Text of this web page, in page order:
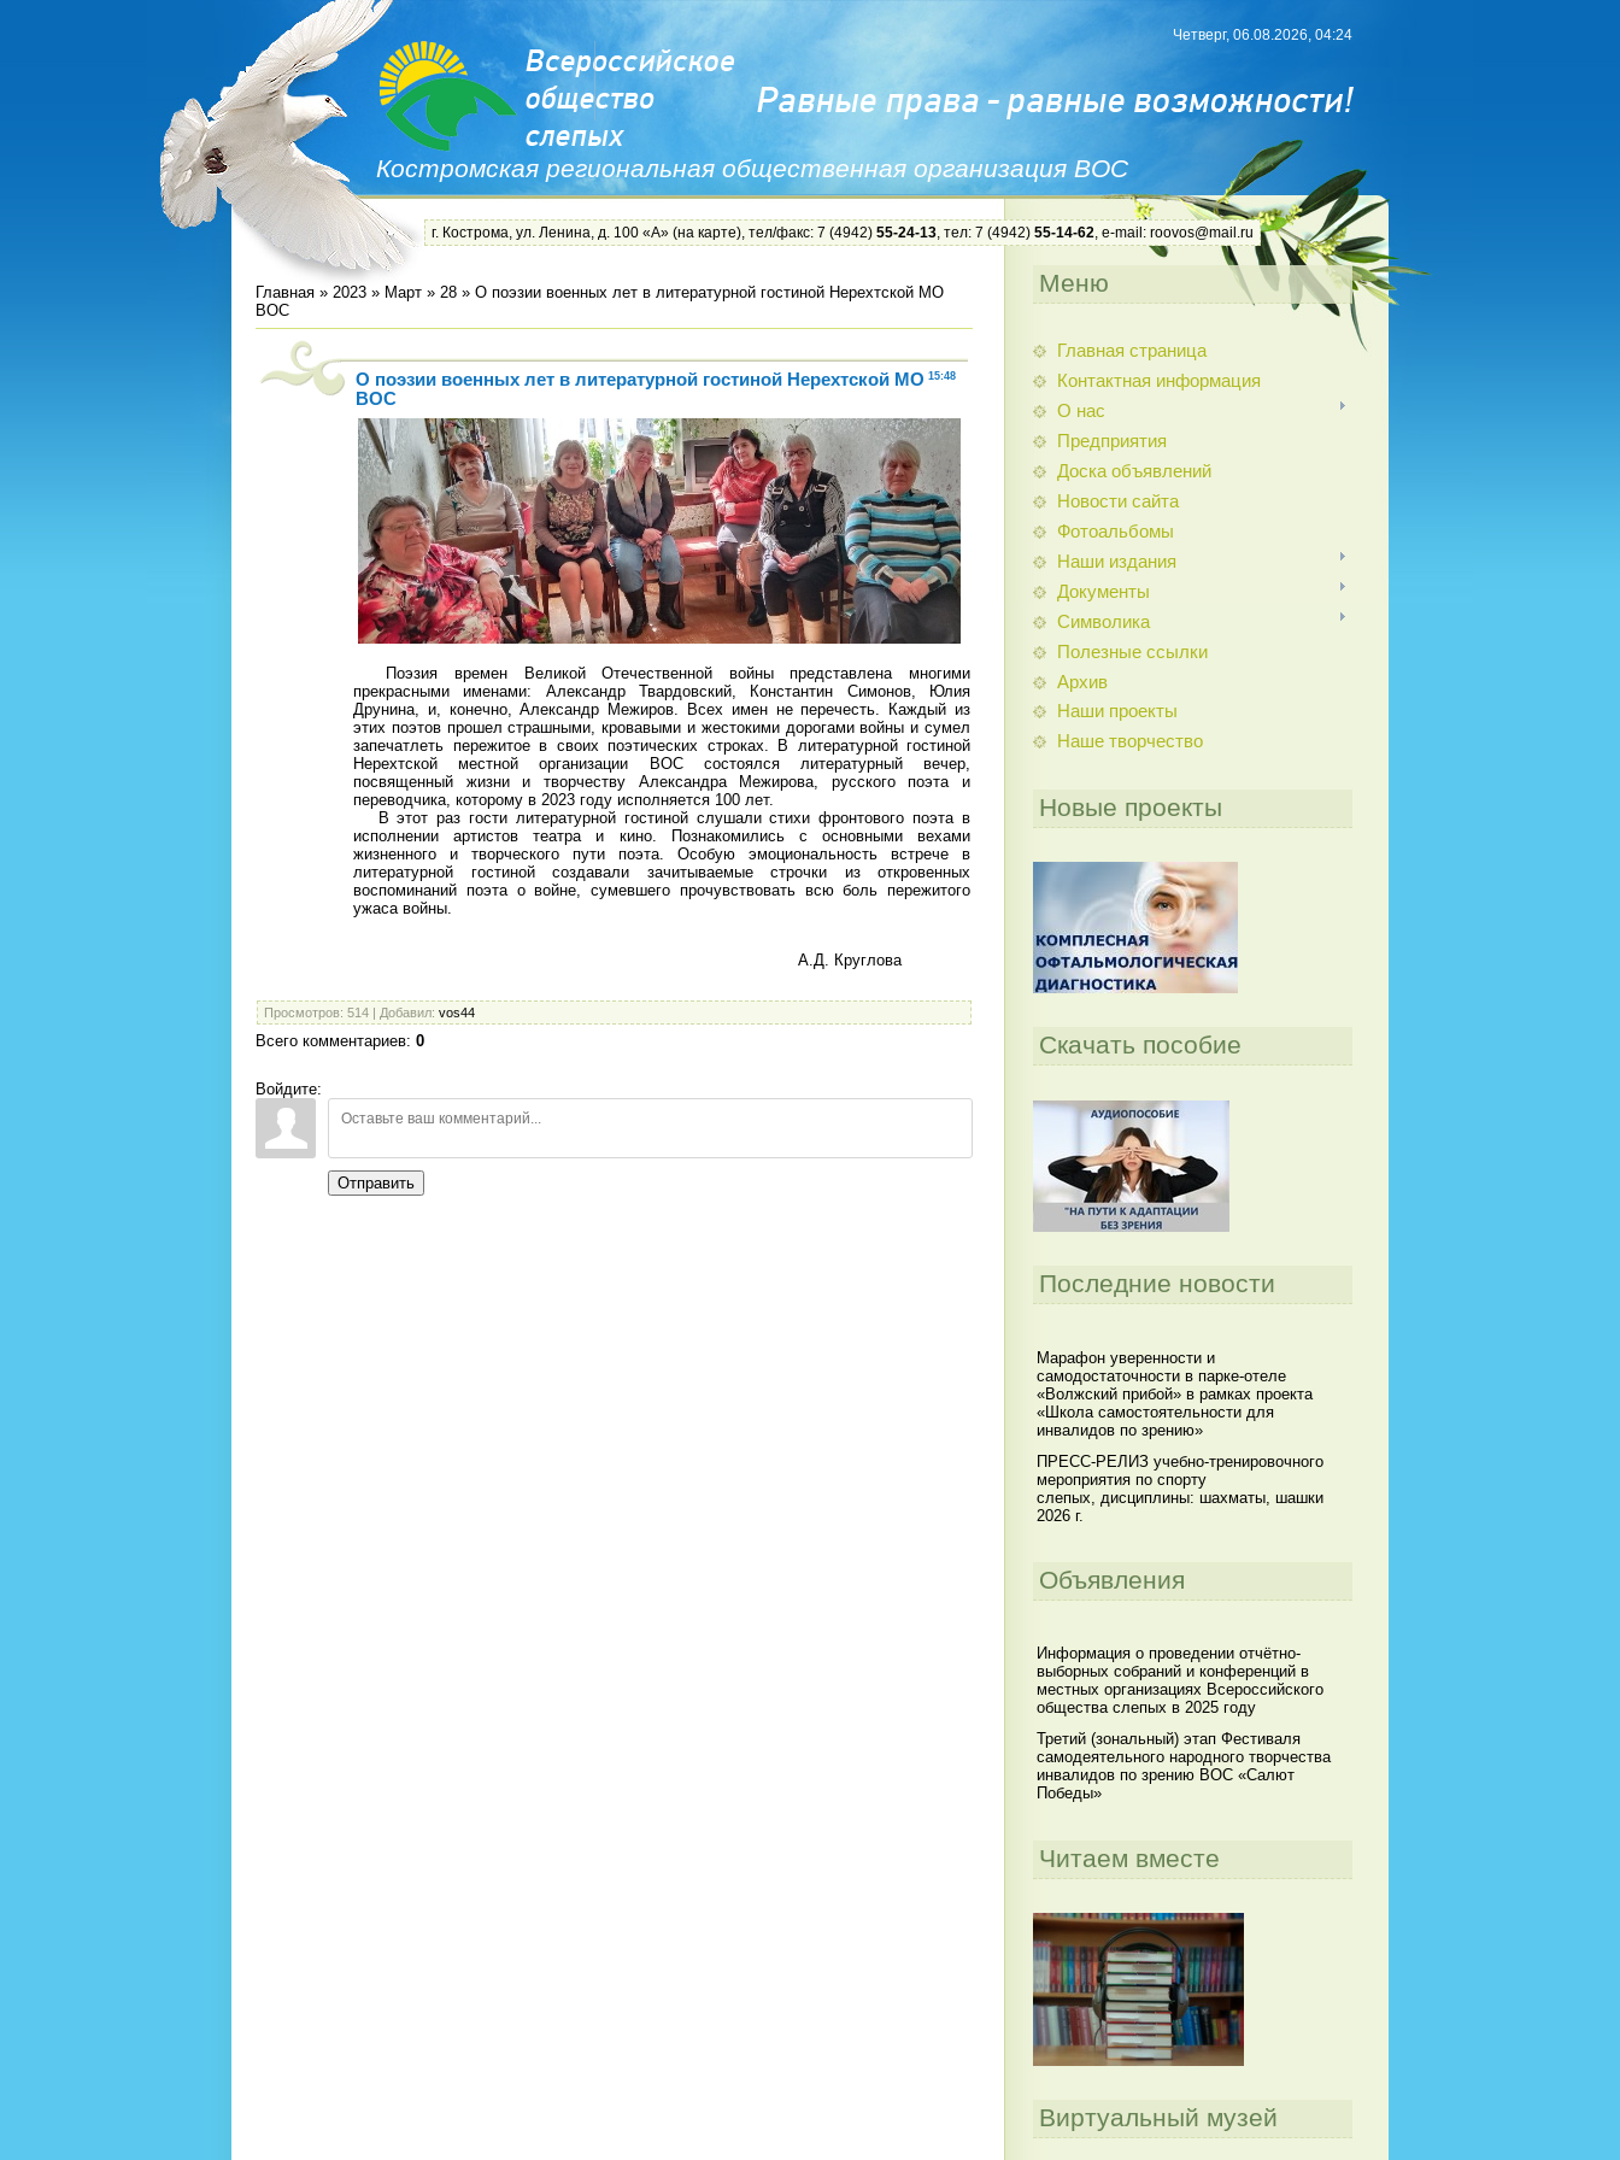
Костромская региональная общественная организация ВОС
Четверг, 06.08.2026, 04:24
г. Кострома, ул. Ленина, д. 100 «А» (на карте), тел/факс: 7 (4942) 55-24-13, тел: 7 (4942) 55-14-62, e-mail: roovos@mail.ru
Главная » 2023 » Март » 28 » О поэзии военных лет в литературной гостиной Нерехтской МО
ВОС
15:48
О поэзии военных лет в литературной гостиной Нерехтской МО
ВОС
Поэзия времен Великой Отечественной войны представлена многими
прекрасными именами: Александр Твардовский, Константин Симонов, Юлия
Друнина, и, конечно, Александр Межиров. Всех имен не перечесть. Каждый из
этих поэтов прошел страшными, кровавыми и жестокими дорогами войны и сумел
запечатлеть пережитое в своих поэтических строках. В литературной гостиной
Нерехтской местной организации ВОС состоялся литературный вечер,
посвященный жизни и творчеству Александра Межирова, русского поэта и
переводчика, которому в 2023 году исполняется 100 лет.
В этот раз гости литературной гостиной слушали стихи фронтового поэта в
исполнении артистов театра и кино. Познакомились с основными вехами
жизненного и творческого пути поэта. Особую эмоциональность встрече в
литературной гостиной создавали зачитываемые строчки из откровенных
воспоминаний поэта о войне, сумевшего прочувствовать всю боль пережитого
ужаса войны.
А.Д. Круглова
Просмотров: 514 | Добавил: vos44
Всего комментариев: 0
Войдите:
Отправить
Меню
Главная страница
Контактная информация
О нас
Предприятия
Доска объявлений
Новости сайта
Фотоальбомы
Наши издания
Документы
Символика
Полезные ссылки
Архив
Наши проекты
Наше творчество
Новые проекты
Скачать пособие
Последние новости
Марафон уверенности и
самодостаточности в парке-отеле
«Волжский прибой» в рамках проекта
«Школа самостоятельности для
инвалидов по зрению»
ПРЕСС-РЕЛИЗ учебно-тренировочного
мероприятия по спорту
слепых, дисциплины: шахматы, шашки
2026 г.
Объявления
Информация о проведении отчётно-
выборных собраний и конференций в
местных организациях Всероссийского
общества слепых в 2025 году
Третий (зональный) этап Фестиваля
самодеятельного народного творчества
инвалидов по зрению ВОС «Салют
Победы»
Читаем вместе
Виртуальный музей